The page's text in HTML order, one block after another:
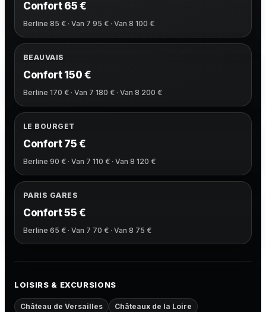
Confort 65 €
Berline 85 € · Van 7 95 € · Van 8 100 €
BEAUVAIS
Confort 150 €
Berline 170 € · Van 7 180 € · Van 8 200 €
LE BOURGET
Confort 75 €
Berline 90 € · Van 7 110 € · Van 8 120 €
PARIS GARES
Confort 55 €
Berline 65 € · Van 7 70 € · Van 8 75 €
LOISIRS & EXCURSIONS
Château de Versailles
Châteaux de la Loire